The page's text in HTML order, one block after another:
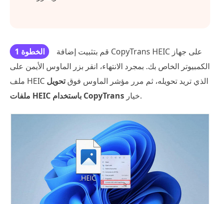
الخطوة 1
قم بتثبيت إضافة CopyTrans HEIC على جهاز
الكمبيوتر الخاص بك. بمجرد الانتهاء، انقر بزر الماوس الأيمن على
ملف HEIC الذي تريد تحويله، ثم مرر مؤشر الماوس فوقتحويل
ملفات HEIC باستخدام CopyTrans
خيار.